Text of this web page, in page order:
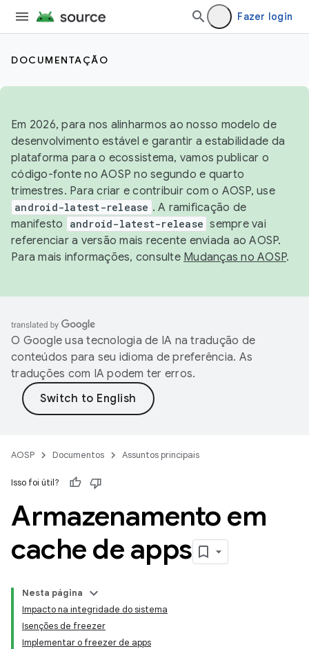
Fazer login
DOCUMENTAÇÃO
Em 2026, para nos alinharmos ao nosso modelo de
desenvolvimento estável e garantir a estabilidade da
plataforma para o ecossistema, vamos publicar o
código-fonte no AOSP no segundo e quarto
trimestres. Para criar e contribuir com o AOSP, use
android-latest-release . A ramificação de
manifesto
android-latest-release sempre vai
referenciar a versão mais recente enviada ao AOSP.
Para mais informações, consulte Mudanças no AOSP.
O Google usa tecnologia de IA na tradução de
conteúdos para seu idioma de preferência. As
traduções com IA podem ter erros.
AOSP Documentos Assuntos principais
Isso foi útil?
Armazenamento em
cache de apps
Nesta página
Impacto na integridade do sistema
Isenções de freezer
Implementar o freezer de apps